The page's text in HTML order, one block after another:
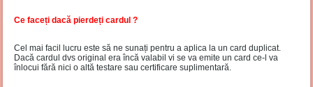
Ce faceți dacă pierdeți cardul ?
Cel mai facil lucru este să ne sunați pentru a aplica la un card duplicat.
Dacă cardul dvs original era încă valabil vi se va emite un card ce-l va
înlocui fără nici o altă testare sau certificare suplimentară.